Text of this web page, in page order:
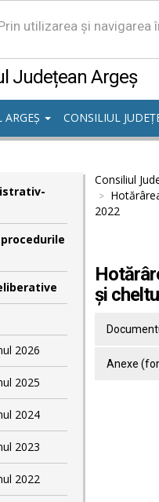
utilizarea și
Județean Argeș
ARGEȘ
CONSILIUL
2026
2025
2024
2023
2022
Consiliul
2022
și
Anexe